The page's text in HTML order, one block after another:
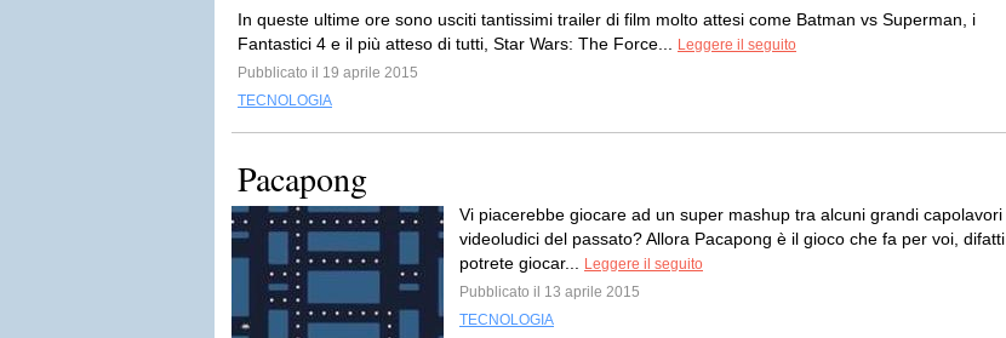
In queste ultime ore sono usciti tantissimi trailer di film molto attesi come Batman vs Superman, i
Fantastici 4 e il più atteso di tutti, Star Wars: The Force...
Leggere il seguito
Pubblicato il 19 aprile 2015
TECNOLOGIA
Pacapong
Vi piacerebbe giocare ad un super mashup tra alcuni grandi capolavori
videoludici del passato? Allora Pacapong è il gioco che fa per voi, difatti
potrete giocar...
Leggere il seguito
Pubblicato il 13 aprile 2015
TECNOLOGIA